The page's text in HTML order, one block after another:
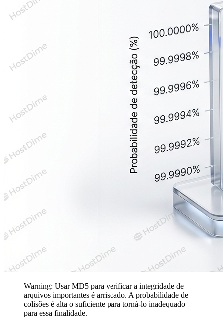
Warning: Usar MD5 para verificar a integridade de
arquivos importantes é arriscado. A probabilidade de
colisões é alta o suficiente para torná-lo inadequado
para essa finalidade.